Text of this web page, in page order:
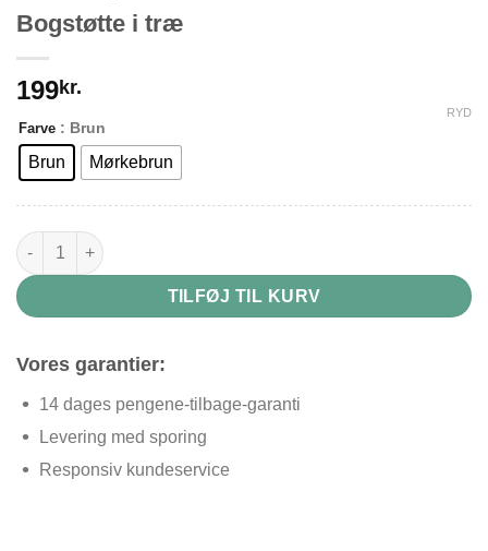
Bogstøtte i træ
199kr.
Farve : Brun
Brun Mørkebrun
RYD
Bogstøtte i træ antal
TILFØJ TIL KURV
Vores garantier:
14 dages pengene-tilbage-garanti
Levering med sporing
Responsiv kundeservice